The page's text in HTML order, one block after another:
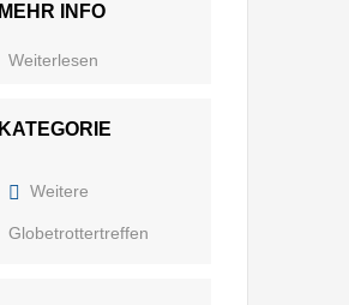
MEHR INFO
Weiterlesen
KATEGORIE
Weitere
Globetrottertreffen